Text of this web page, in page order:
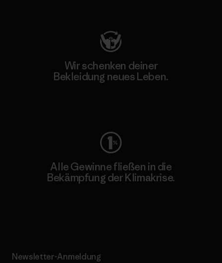
Wir schenken deiner
Bekleidung neues Leben.
Alle Gewinne fließen in die
Bekämpfung der Klimakrise.
Newsletter-Anmeldung